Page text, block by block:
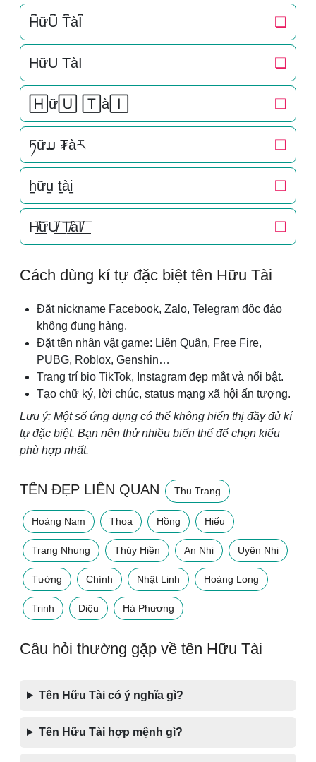
H͆ữU͆ T͆àI͆ ❏
HữU TàI ❏
🄷ữ🅄 🅃à🄸 ❏
ཏữມ ₮àར ❏
h̠ữu̠ t̠ài̠ ❏
H̸͟͞ữU̸͟͞ T̸͟͞àI̸͟͞ ❏
Cách dùng kí tự đặc biệt tên Hữu Tài
Đặt nickname Facebook, Zalo, Telegram độc đáo
không đụng hàng.
Đặt tên nhân vật game: Liên Quân, Free Fire,
PUBG, Roblox, Genshin…
Trang trí bio TikTok, Instagram đẹp mắt và nổi bật.
Tạo chữ ký, lời chúc, status mạng xã hội ấn tượng.
Lưu ý: Một số ứng dụng có thể không hiển thị đầy đủ kí
tự đặc biệt. Bạn nên thử nhiều biến thể để chọn kiểu
phù hợp nhất.
TÊN ĐẸP LIÊN QUAN Thu Trang
Hoàng Nam Thoa Hồng Hiếu
Trang Nhung Thúy Hiền An Nhi Uyên Nhi
Tường Chính Nhật Linh Hoàng Long
Trinh Diệu Hà Phương
Câu hỏi thường gặp về tên Hữu Tài
Tên Hữu Tài có ý nghĩa gì?
Tên Hữu Tài hợp mệnh gì?